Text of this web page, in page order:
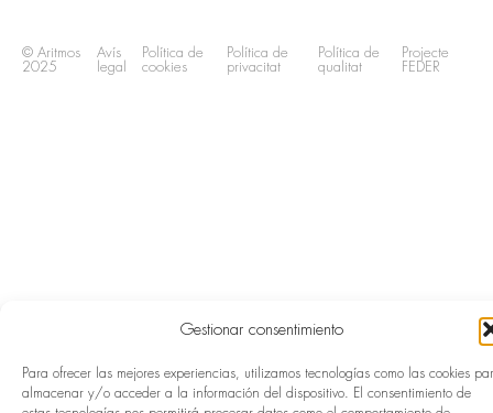
Gestionar consentimiento
Para ofrecer las mejores experiencias, utilizamos tecnologías como las cookies
almacenar y/o acceder a la información del dispositivo. El consentimiento de
© Aritmos
2025
Avís
legal
Política de
cookies
Política de
privacitat
Política de
qualitat
Projecte
FEDER